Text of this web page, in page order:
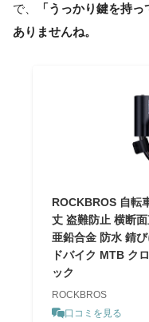
で、
「うっかり鍵を持
ありませんね。
ROCKBROS 自転
丈 盗難防止 横断
亜鉛合金 防水 錆
ドバイク MTB ク
ック
ROCKBROS
口コミを見る